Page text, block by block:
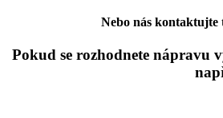
Nebo nás kontaktujte
Pokud se rozhodnete nápravu